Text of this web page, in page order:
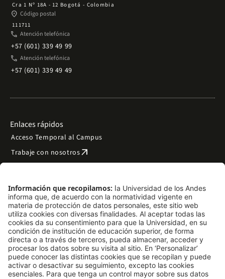
Cra 1 Nº 18A - 12 Bogotá - Colombia
place Código postal
111711
phone Atención telefónica
+57 (601) 339 49 99
phone Atención telefónica
+57 (601) 339 49 49
Enlaces rápidos
Acceso Temporal al Campus
Trabaje con nosotrosarrow_outward
Preguntas frecuentes
Filantropía y donacionesarrow_outward
Mapa del sitio arrow_outward
Síguenos
LinkedIn